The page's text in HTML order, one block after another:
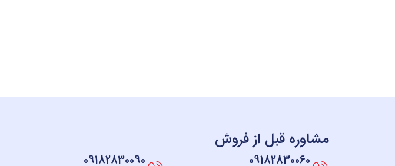
مشاوره قبل از فروش
09182830060
09182830090